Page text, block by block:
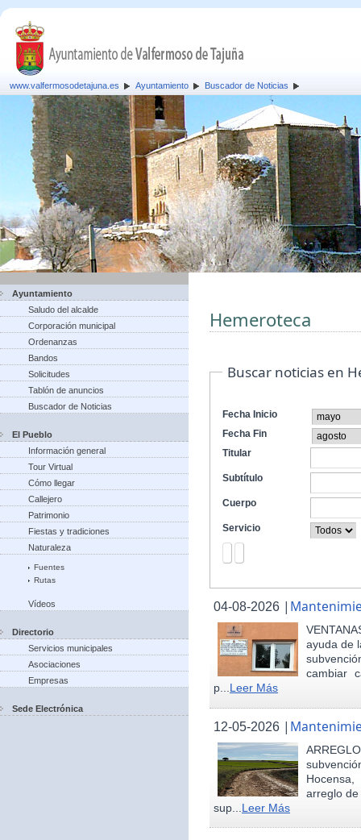
www.valfermosodetajuna.es Ayuntamiento Buscador de Noticias
Ayuntamiento
Saludo del alcalde
Corporación municipal
Ordenanzas
Bandos
Solicitudes
Tablón de anuncios
Buscador de Noticias
El Pueblo
Información general
Tour Virtual
Cómo llegar
Callejero
Patrimonio
Fiestas y tradiciones
Naturaleza
Fuentes
Rutas
Vídeos
Directorio
Servicios municipales
Asociaciones
Empresas
Sede Electrónica
Hemeroteca
Buscar noticias en
Fecha Inicio
Fecha Fin
Titular
Subtítulo
Cuerpo
Servicio
04-08-2026 |
ayuda de
cambiar
p...Leer Más
12-05-2026 |
arreglo
sup... Leer Más